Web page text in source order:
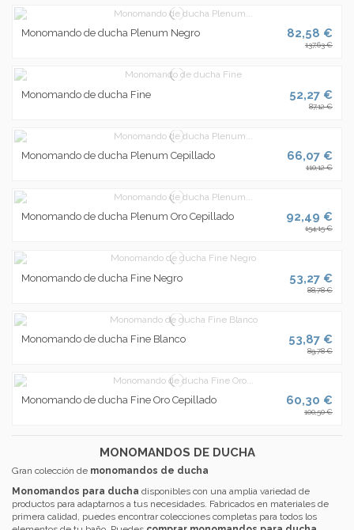
Monomando de ducha Plenum Negro 82,58 €
137,63 €
Monomando de ducha Fine 52,27 €
87,12 €
Monomando de ducha Plenum Cepillado 66,07 €
110,12 €
Monomando de ducha Plenum Oro Cepillado 92,49 €
154,15 €
Monomando de ducha Fine Negro 53,27 €
88,78 €
Monomando de ducha Fine Blanco 53,87 €
89,78 €
Monomando de ducha Fine Oro Cepillado 60,30 €
100,50 €
MONOMANDOS DE DUCHA
Gran colección de monomandos de ducha
Monomandos para ducha disponibles con una amplia variedad de
productos para adaptarnos a tus necesidades. Fabricados en materiales de
primera calidad, puedes encontrar colecciones completas para todos los